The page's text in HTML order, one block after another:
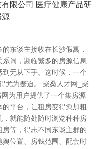
限公司 医疗健康产品研
源
东谈主接收在长沙假寓，
词，濒临繁多的房源信息
无从下手。这时候，一个
尤为蹙迫。 柴桑人才网_柴
为用户提供了一个集房源
平台，让租房变得愈加粗
就能随处随时浏览种种房
等，得志不同东谈主群的
舆位置、房钱范围、配套时